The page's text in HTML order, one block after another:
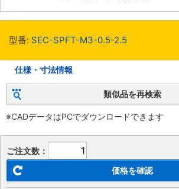
型番: SEC-SPFT-M3-0.5-2.5
仕様・寸法情報
類似品を再検索
※CADデータはPCでダウンロードできます
ご注文数：
価格を確認